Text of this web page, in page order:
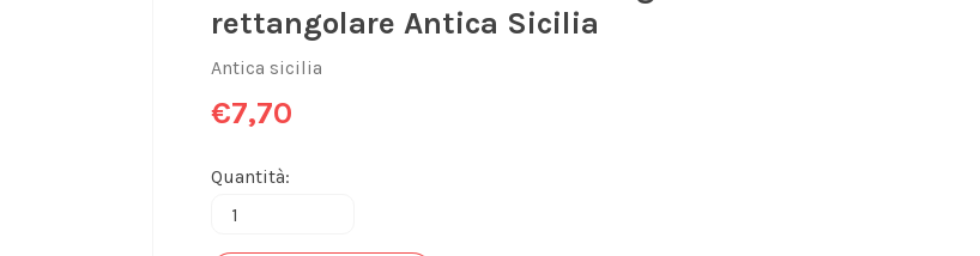
rettangolare Antica Sicilia
Antica sicilia
€7,70
Quantità: